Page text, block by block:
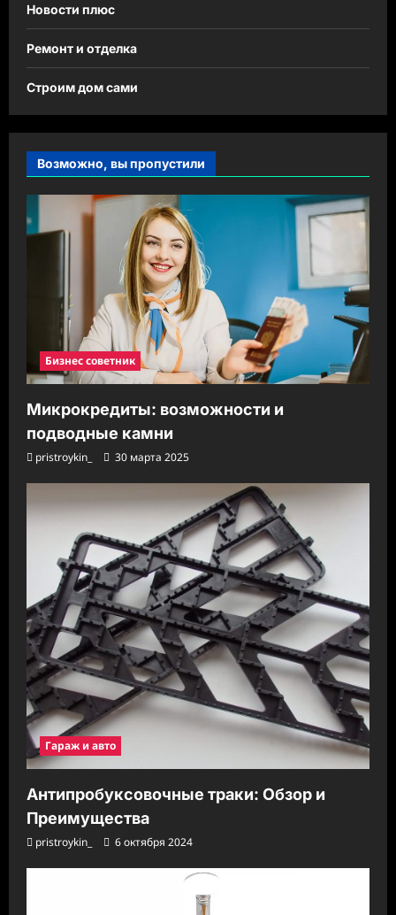
Новости плюс
Ремонт и отделка
Строим дом сами
Возможно, вы пропустили
Бизнес советник
Микрокредиты: возможности и
подводные камни
pristroykin_ 30 марта 2025
Гараж и авто
Антипробуксовочные траки: Обзор и
Преимущества
pristroykin_ 6 октября 2024